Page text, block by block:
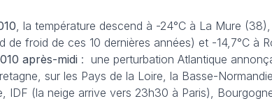
, la température descend à -24°C à La Mure
de froid de ces 10 dernières années) et -14,7°C à
après-midi : une perturbation Atlantique
sur les Pays de la Loire, la Basse-
IDF (la neige arrive vers 23h30 à Paris),